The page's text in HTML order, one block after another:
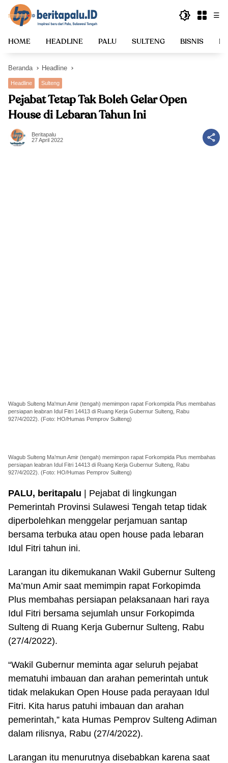
Langsung
konten
☰
HOME HEADLINE PALU SULTENG BISNIS
Beranda Headline
Headline Sulteng
Pejabat Tetap Tak Boleh Gelar Open
House di Lebaran Tahun Ini
Beritapalu
27 April 2022
Wagub Sulteng Ma'mun Amir (tengah) memimpon rapat Forkompida Plus membahas
persiapan leabran Idul Fitri 14413 di Ruang Kerja Gubernur Sulteng, Rabu
927/4/2022). (Foto: HO/Humas Pemprov Suilteng)
Wagub Sulteng Ma’mun Amir (tengah) memimpon rapat Forkompida Plus membahas
persiapan leabran Idul Fitri 14413 di Ruang Kerja Gubernur Sulteng, Rabu
927/4/2022). (Foto: HO/Humas Pemprov Suilteng)
PALU, beritapalu | Pejabat di lingkungan
Pemerintah Provinsi Sulawesi Tengah tetap tidak
diperbolehkan menggelar perjamuan santap
bersama terbuka atau open house pada lebaran
Idul Fitri tahun ini.
Larangan itu dikemukanan Wakil Gubernur Sulteng
Ma’mun Amir saat memimpin rapat Forkopimda
Plus membahas persiapan pelaksanaan hari raya
Idul Fitri bersama sejumlah unsur Forkopimda
Sulteng di Ruang Kerja Gubernur Sulteng, Rabu
(27/4/2022).
“Wakil Gubernur meminta agar seluruh pejabat
mematuhi imbauan dan arahan pemerintah untuk
tidak melakukan Open House pada perayaan Idul
Fitri. Kita harus patuhi imbauan dan arahan
pemerintah,” kata Humas Pemprov Sulteng Adiman
dalam rilisnya, Rabu (27/4/2022).
Larangan itu menurutnya disebabkan karena saat